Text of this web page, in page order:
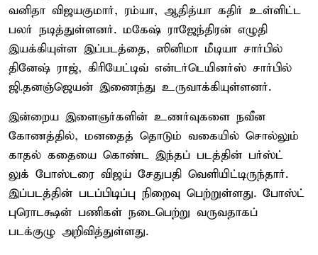
வனிதா விஜயகுமார், ரம்யா, ஆதித்யா கதிர் உள்ளிட்ட
பலர் நடித்துள்ளனர். மகேஷ் ராஜேந்திரன் எழுதி
இயக்கியுள்ள இப்படத்தை, ஸினிமா மீடியா சார்பில்
தினேஷ் ராஜ், கிரியேட்டிவ் என்டர்டெயினர்ஸ் சார்பில்
ஜி.தனஞ்ஜெயன் இணைந்து உருவாக்கியுள்ளனர்.
இன்றைய இளைஞர்களின் உணர்வுகளை நவீன
கோணத்தில், மனதைத் தொடும் வகையில் சொல்லும்
காதல் கதையை கொண்ட இந்தப் படத்தின் பர்ஸ்ட்
லுக் போஸ்டரை விஜய் சேதுபதி வெளியிட்டிருந்தார்.
இப்படத்தின் படப்பிடிப்பு நிறைவு பெற்றுள்ளது. போஸ்ட்
புரொடக்ஷன் பணிகள் நடைபெற்று வருவதாகப்
படக்குழு அறிவித்துள்ளது.